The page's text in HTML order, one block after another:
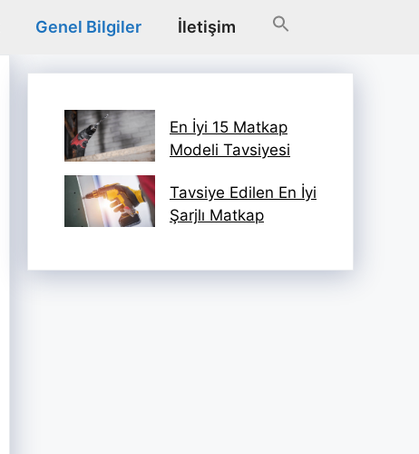
Genel Bilgiler İletişim
En İyi 15 Matkap
Modeli Tavsiyesi
Tavsiye Edilen En İyi
Şarjlı Matkap